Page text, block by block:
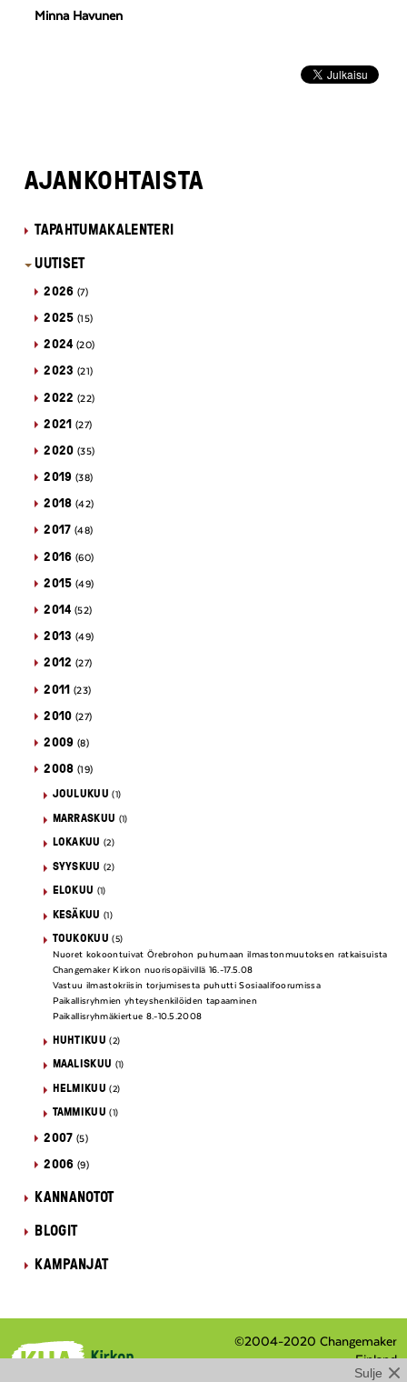
Minna Havunen
AJANKOHTAISTA
TAPAHTUMAKALENTERI
UUTISET
2026 (7)
2025 (15)
2024 (20)
2023 (21)
2022 (22)
2021 (27)
2020 (35)
2019 (38)
2018 (42)
2017 (48)
2016 (60)
2015 (49)
2014 (52)
2013 (49)
2012 (27)
2011 (23)
2010 (27)
2009 (8)
2008 (19)
JOULUKUU (1)
MARRASKUU (1)
LOKAKUU (2)
SYYSKUU (2)
ELOKUU (1)
KESÄKUU (1)
TOUKOKUU (5)
Nuoret kokoontuivat Örebrohon puhumaan ilmastonmuutoksen ratkaisuista
Changemaker Kirkon nuorisopäivillä 16.-17.5.08
Vastuu ilmastokriisin torjumisesta puhutti Sosiaalifoorumissa
Paikallisryhmien yhteyshenkilöiden tapaaminen
Paikallisryhmäkiertue 8.-10.5.2008
HUHTIKUU (2)
MAALISKUU (1)
HELMIKUU (2)
TAMMIKUU (1)
2007 (5)
2006 (9)
KANNANOTOT
BLOGIT
KAMPANJAT
©2004-2020 Changemaker
Finland
Eteläranta 8 / PL 210, 00131
Sulje